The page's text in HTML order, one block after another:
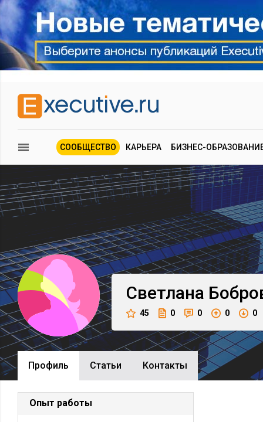
СООБЩЕСТВО КАРЬЕРА БИЗНЕС-
Светлана
45 0 0 0 0
Профиль Cтатьи Контакты
Опыт работы